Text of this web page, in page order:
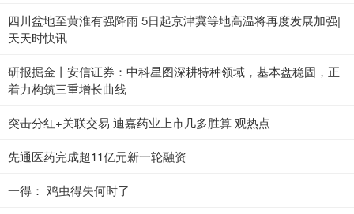
四川盆地至黄淮有强降雨 5日起京津冀等地高温将再度发展加强|
天天时快讯
研报掘金丨安信证券：中科星图深耕特种领域，基本盘稳固，正
着力构筑三重增长曲线
突击分红+关联交易 迪嘉药业上市几多胜算 观热点
先通医药完成超11亿元新一轮融资
一得： 鸡虫得失何时了